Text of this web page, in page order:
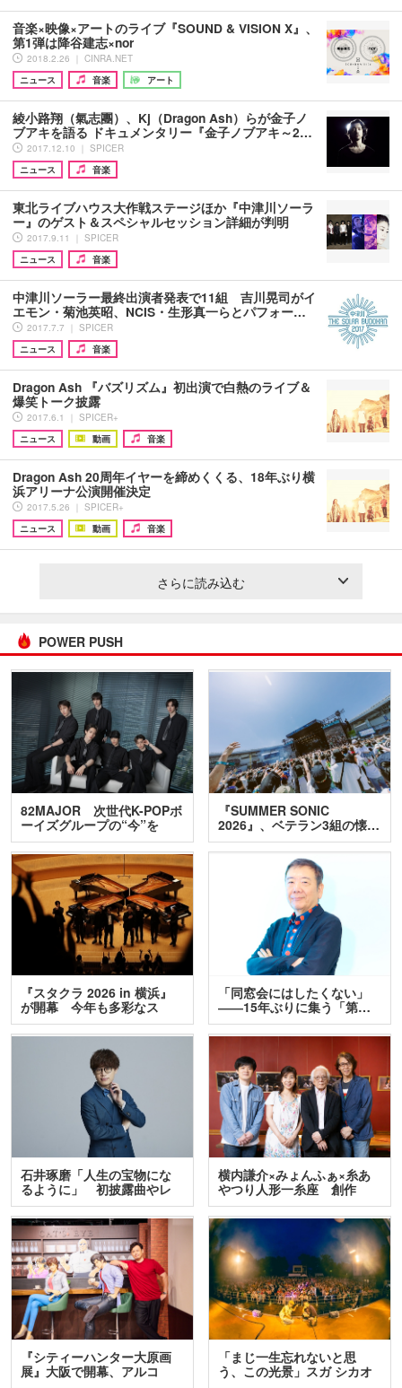
音楽×映像×アートのライブ『SOUND & VISION X』、
第1弾は降谷建志×nor
2018.2.26 ｜ CINRA.NET
ニュース
音楽 アート
綾小路翔（氣志團）、Kj（Dragon Ash）らが金子ノ
ブアキを語る ドキュメンタリー『金子ノブアキ～2…
2017.12.10 ｜ SPICER
ニュース
音楽
東北ライブハウス大作戦ステージほか『中津川ソーラ
ー』のゲスト＆スペシャルセッション詳細が判明
2017.9.11 ｜ SPICER
ニュース
音楽
中津川ソーラー最終出演者発表で11組 吉川晃司がイ
エモン・菊池英昭、NCIS・生形真一らとパフォー…
2017.7.7 ｜ SPICER
ニュース
音楽
Dragon Ash 『バズリズム』初出演で白熱のライブ＆
爆笑トーク披露
2017.6.1 ｜ SPICER+
ニュース
動画 音楽
Dragon Ash 20周年イヤーを締めくくる、18年ぶり横
浜アリーナ公演開催決定
2017.5.26 ｜ SPICER+
ニュース
動画 音楽
さらに読み込む
POWER PUSH
82MAJOR 次世代K-POPボ
ーイズグループの“今”を
訊…
『SUMMER SONIC
2026』、ベテラン3組の懐…
『スタクラ 2026 in 横浜』
が開幕 今年も多彩なス
テ…
「同窓会にはしたくない」
――15年ぶりに集う「第…
石井琢磨「人生の宝物にな
るように」 初披露曲やレ
ア…
横内謙介×みょんふぁ×糸あ
やつり人形一糸座 創作
人…
『シティーハンター大原画
展』大阪で開幕、アルコ
「まじ一生忘れないと思
う、この光景」スガ シカオ